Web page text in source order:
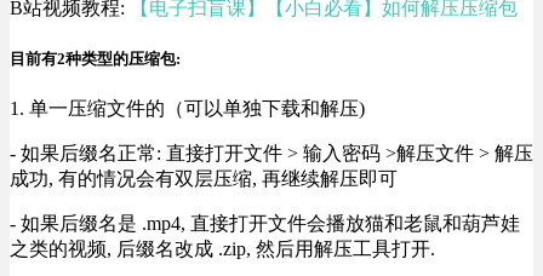
B站视频教程: 【电子扫盲课】【小白必看】如何解压压缩包
目前有2种类型的压缩包:
1. 单一压缩文件的（可以单独下载和解压)
- 如果后缀名正常: 直接打开文件 > 输入密码 >解压文件 > 解压
成功, 有的情况会有双层压缩, 再继续解压即可
- 如果后缀名是 .mp4, 直接打开文件会播放猫和老鼠和葫芦娃
之类的视频, 后缀名改成 .zip, 然后用解压工具打开.